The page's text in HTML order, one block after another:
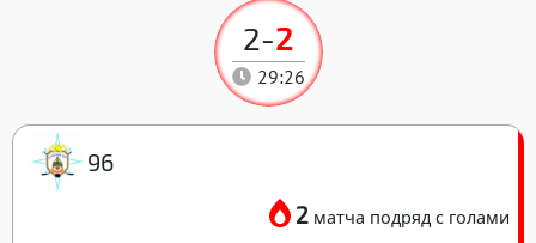
2-2
29:26
96
2 матча подряд с голами